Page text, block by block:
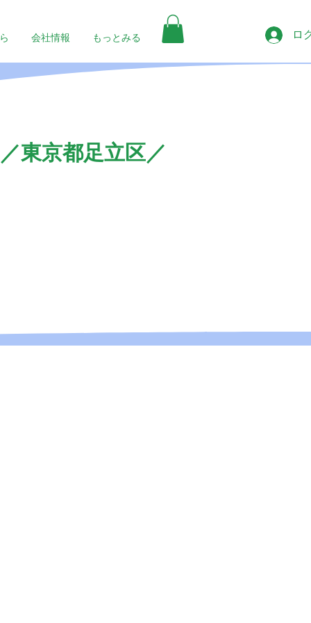
会社情報 もっとみる ロ
東京都足立区／